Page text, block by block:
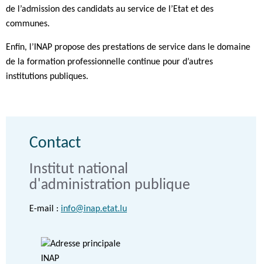
de l’admission des candidats au service de l’Etat et des
communes.
Enfin, l’INAP propose des prestations de service dans le domaine
de la formation professionnelle continue pour d’autres
institutions publiques.
Contact
Institut national
d'administration publique
E-mail : info@inap.etat.lu
INAP